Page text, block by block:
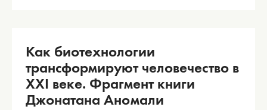
Как биотехнологии
трансформируют человечество в
XXI веке. Фрагмент книги
Джонатана Аномали